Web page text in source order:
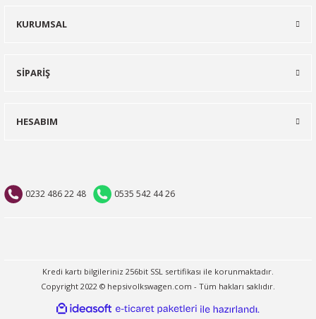
0232 486 22 48 0535 542 44 26
KURUMSAL
SİPARİŞ
HESABIM
Copyright 2022 © hepsivolkswagen.com - Tüm hakları saklıdır.
Kredi kartı bilgileriniz 256bit SSL sertifikası ile korunmaktadır.
ideasoft
e-